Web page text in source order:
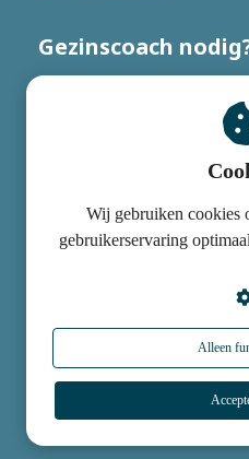
Gezinscoach
© Copyright Gezinscoach
0174
Disclaimer
Privacybeleid
Van 4 t/
dag
Wij gebruiken cookies
gebruikerservaring
Alleen